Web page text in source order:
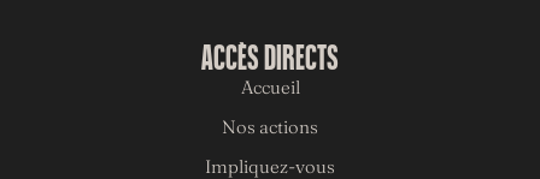
ACCÈS DIRECTS
Accueil
Nos actions
Impliquez-vous